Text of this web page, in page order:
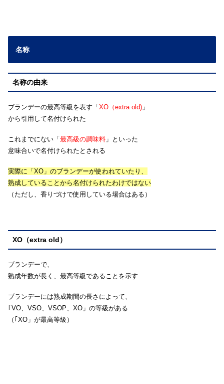
名称
名称の由来
ブランデーの最高等級を表す「 XO（extra old) 」
から引用して名付けられた
これまでにない「 最高級の調味料 」といった
意味合いで名付けられたとされる
実際に「XO」のブランデーが使われていたり、
熟成していることから名付けられたわけではない
（ただし、香りづけで使用している場合はある）
XO（extra old）
ブランデーで、
熟成年数が長く、最高等級であることを示す
ブランデーには熟成期間の長さによって、
｢VO、VSO、VSOP、XO」の等級がある
（｢XO」が最高等級）